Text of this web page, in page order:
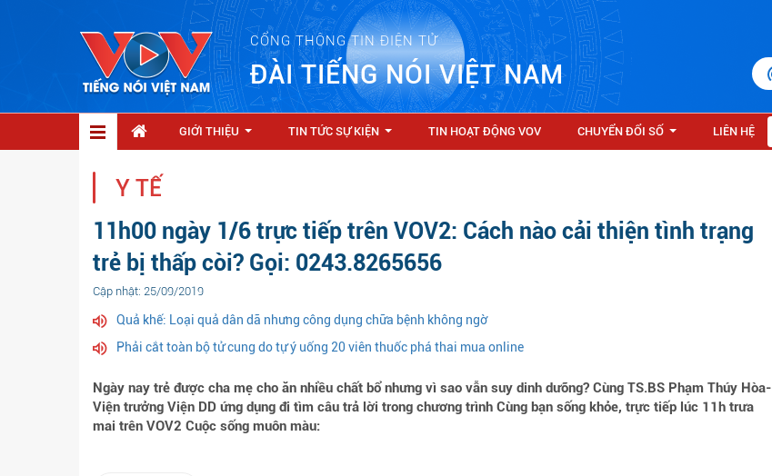
CỔNG THÔNG TIN ĐIỆN TỬ
ĐÀI TIẾNG NÓI VIỆT NAM
GIỚI THIỆU TIN TỨC SỰ KIỆN TIN HOẠT ĐỘNG VOV CHUYỂN ĐỔI SỐ LIÊN HỆ
Y TẾ
11h00 ngày 1/6 trực tiếp trên VOV2: Cách nào cải thiện tình trạng
trẻ bị thấp còi? Gọi: 0243.8265656
Cập nhật: 25/09/2019
Quả khế: Loại quả dân dã nhưng công dụng chữa bệnh không ngờ
Phải cắt toàn bộ tử cung do tự ý uống 20 viên thuốc phá thai mua online
Ngày nay trẻ được cha mẹ cho ăn nhiều chất bổ nhưng vì sao vẫn suy dinh dưỡng? Cùng TS.BS Phạm Thúy Hòa-
Viện trưởng Viện DD ứng dụng đi tìm câu trả lời trong chương trình Cùng bạn sống khỏe, trực tiếp lúc 11h trưa
mai trên VOV2 Cuộc sống muôn màu: